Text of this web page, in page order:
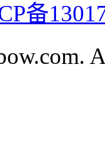
备